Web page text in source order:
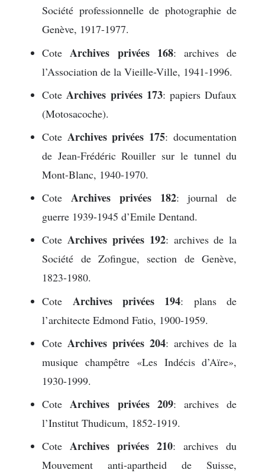
Société professionnelle de photographie de
Genève, 1917-1977.
Cote Archives privées 168: archives de
l’Association de la Vieille-Ville, 1941-1996.
CoteArchives privées 173: papiers Dufaux
(Motosacoche).
Cote Archives privées 175: documentation
de Jean-Frédéric Rouiller sur le tunnel du
Mont-Blanc, 1940-1970.
Cote Archives privées 182: journal de
guerre 1939-1945 d’Emile Dentand.
Cote Archives privées 192: archives de la
Société de Zofingue, section de Genève,
1823-1980.
Cote Archives privées 194: plans de
l’architecte Edmond Fatio, 1900-1959.
Cote Archives privées 204: archives de la
musique champêtre «Les Indécis d’Aïre»,
1930-1999.
CoteArchives privées 209: archives de
l’Institut Thudicum, 1852-1919.
CoteArchives privées 210: archives du
Mouvement anti-apartheid de Suisse,